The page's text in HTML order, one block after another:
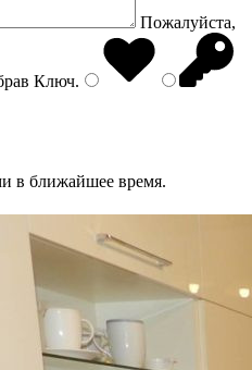
Пожалуйста,
Ключ.
в ближайшее время.